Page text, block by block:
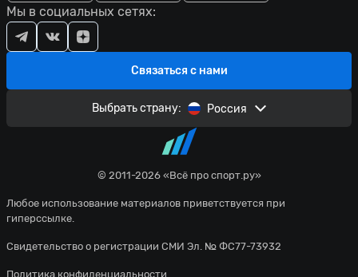
© 2011-2026 «Всё про спорт.ру»
Любое использование материалов приветствуется при
гиперссылке.
Свидетельство о регистрации СМИ Эл. № ФС77-73932
Политика конфиденциальности
Связаться с нами
Мы в социальных сетях:
Выбрать страну: Россия